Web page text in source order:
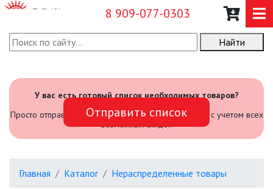
8 909-077-0303
О КОМПАНИИ
САДОВЫЙ ИНВЕНТАРЬ И
ИНСТРУМЕНТЫ
ОФИСНЫЕ ПОДВЕСНЫЕ
Найти
У вас есть готовый список необходимых товаров?
Просто отправьте его нам и мы посчитаем стоимость с учетом всех
возможных скидок
Отправить список
Главная Каталог Нераспределенные товары